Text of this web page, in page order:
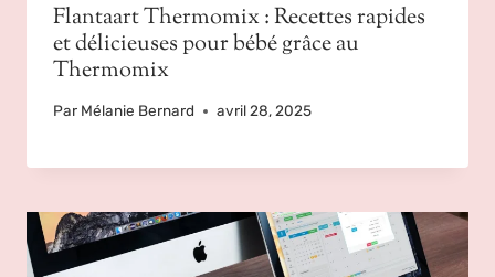
Flantaart Thermomix : Recettes rapides
et délicieuses pour bébé grâce au
Thermomix
Par Mélanie Bernard avril 28, 2025